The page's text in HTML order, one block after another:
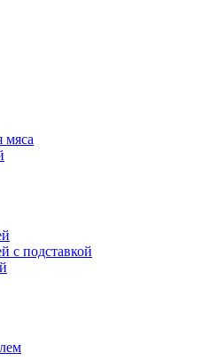
мяса
с подставкой